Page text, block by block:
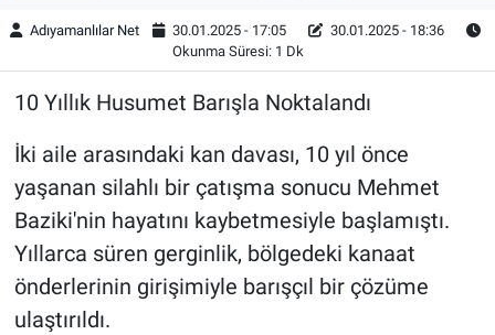
Adıyamanlılar Net 30.01.2025 - 17:05
30.01.2025 - 18:36
Okunma Süresi: 1 Dk
10 Yıllık Husumet Barışla Noktalandı
İki aile arasındaki kan davası, 10 yıl önce
yaşanan silahlı bir çatışma sonucu Mehmet
Baziki'nin hayatını kaybetmesiyle başlamıştı.
Yıllarca süren gerginlik, bölgedeki kanaat
önderlerinin girişimiyle barışçıl bir çözüme
ulaştırıldı.
BİLİM VE TEKNOLOJİ
Şambayat Haber